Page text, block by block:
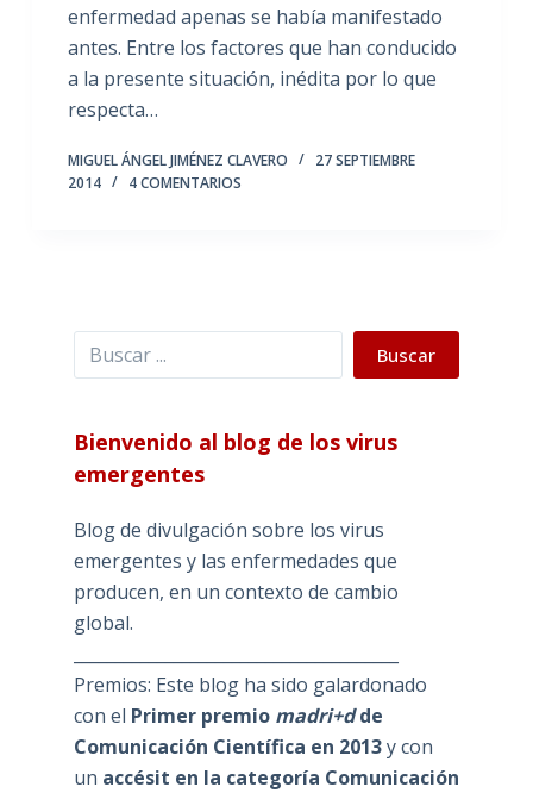
enfermedad apenas se había manifestado
antes. Entre los factores que han conducido
a la presente situación, inédita por lo que
respecta…
MIGUEL ÁNGEL JIMÉNEZ CLAVERO
27 SEPTIEMBRE
2014
4 COMENTARIOS
Buscar Buscar
Bienvenido al blog de los virus
emergentes
Blog de divulgación sobre los virus
emergentes y las enfermedades que
producen, en un contexto de cambio
global.
Premios: Este blog ha sido galardonado
con el Primer premio madri+dde
Comunicación Científica en 2013y con
un accésit en la categoría Comunicación